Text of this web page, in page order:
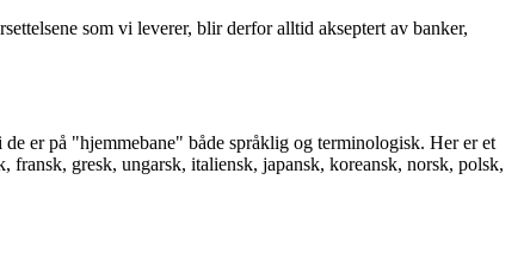
som vi leverer, blir derfor alltid akseptert av banker,
de er på "hjemmebane" både språklig og terminologisk. Her er et
fransk, gresk, ungarsk, italiensk, japansk, koreansk, norsk, polsk,